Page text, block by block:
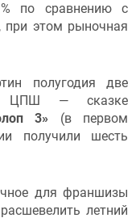
по сравнению с
при этом рыночная
полугодия две
ЦПШ — сказке
3» (в первом
получили шесть
для франшизы
летний